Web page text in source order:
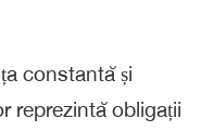
constantă și
reprezintă obligații